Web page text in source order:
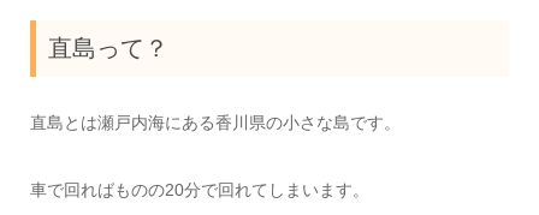
直島って？
直島とは瀬戸内海にある香川県の小さな島です。
車で回ればものの20分で回れてしまいます。